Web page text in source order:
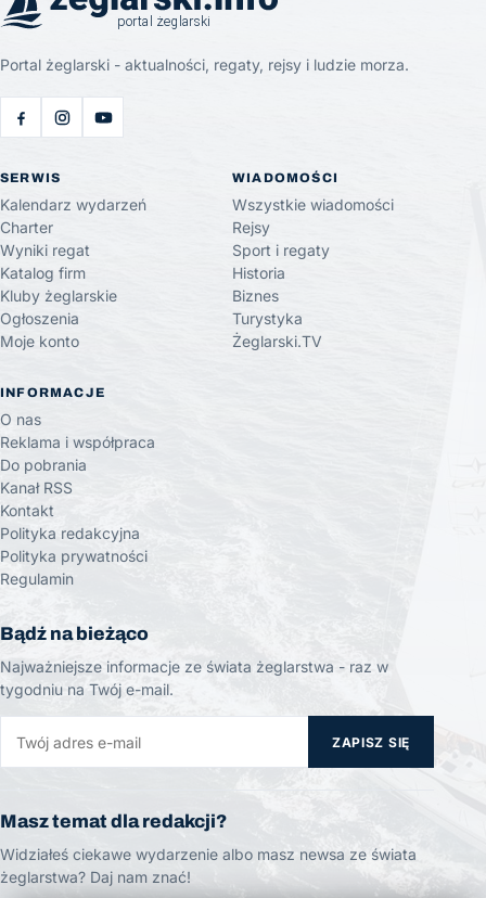
Portal żeglarski - aktualności, regaty, rejsy i ludzie morza.
SERWIS
Kalendarz wydarzeń
Charter
Wyniki regat
Katalog firm
Kluby żeglarskie
Ogłoszenia
Moje konto
WIADOMOŚCI
Wszystkie wiadomości
Rejsy
Sport i regaty
Historia
Biznes
Turystyka
Żeglarski.TV
INFORMACJE
O nas
Reklama i współpraca
Do pobrania
Kanał RSS
Kontakt
Polityka redakcyjna
Polityka prywatności
Regulamin
Bądź na bieżąco
Najważniejsze informacje ze świata żeglarstwa - raz w
tygodniu na Twój e-mail.
ZAPISZ SIĘ
Masz temat dla redakcji?
Widziałeś ciekawe wydarzenie albo masz newsa ze świata
żeglarstwa? Daj nam znać!